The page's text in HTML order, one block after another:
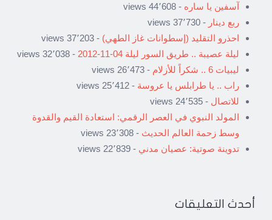
آسفين يا ساره - 44٬608 views
ربع دينار - 37٬730 views
احذرو التقليد (إسطوانات غاز الطهي) - 37٬203 views
ليلة عصيبة .. طريق السور ليلة 04-11-2012
- 32٬038 views
ليبيات 6 .. شكراً للأزلام
- 26٬473 views
راب .. يا طرابلس يا عروسة - 25٬412 views
للاتصال - 24٬535 views
المولد النبوي في العصر الرقمي: استعادة القيم والقدوة
وسط زحمة العالم الحديث - 23٬308 views
تدوينة صوتية: عصيان مدني - 22٬839 views
أحدث التعليقات